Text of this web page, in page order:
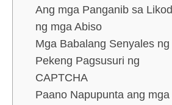
Ang mga Panganib sa Likod
ng mga Abiso
Mga Babalang Senyales ng
Pekeng Pagsusuri ng
CAPTCHA
Paano Napupunta ang mga